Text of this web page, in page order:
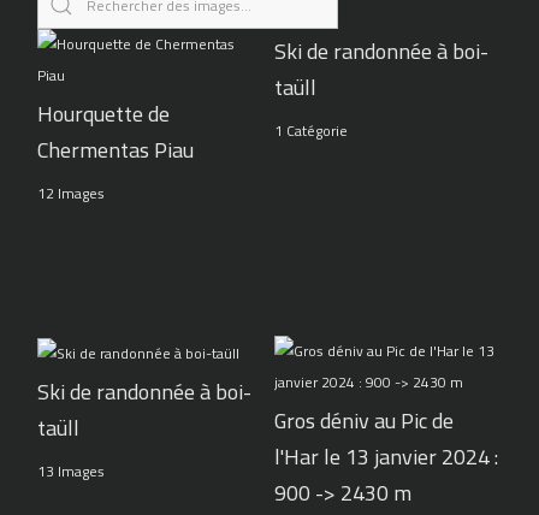
Hourquette de
Chermentas Piau
12 Images
Ski de randonnée à boi-
taüll
1 Catégorie
Ski de randonnée à boi-
taüll
13 Images
Gros déniv au Pic de
l'Har le 13 janvier 2024 :
900 -> 2430 m